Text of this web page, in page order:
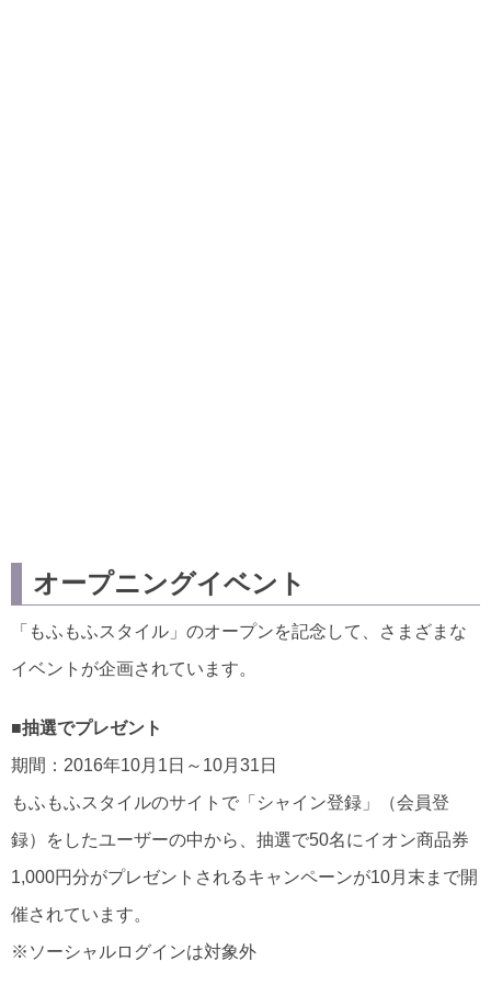
オープニングイベント
「もふもふスタイル」のオープンを記念して、さまざまな
イベントが企画されています。
■抽選でプレゼント
期間：2016年10月1日～10月31日
もふもふスタイルのサイトで「シャイン登録」（会員登
録）をしたユーザーの中から、抽選で50名にイオン商品券
1,000円分がプレゼントされるキャンペーンが10月末まで開
催されています。
※ソーシャルログインは対象外